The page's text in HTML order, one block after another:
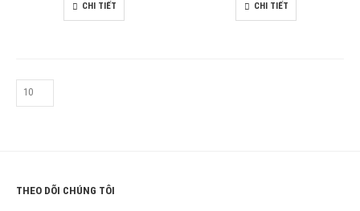
CHI TIẾT CHI TIẾT
THEO DÕI CHÚNG TÔI